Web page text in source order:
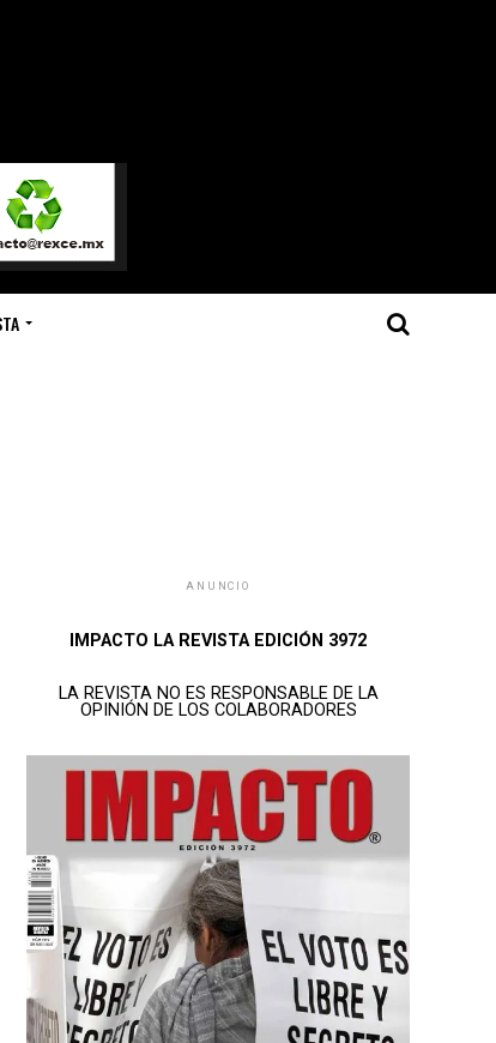
ANUNCIO
IMPACTO LA REVISTA EDICIÓN 3972
LA REVISTA NO ES RESPONSABLE DE LA
OPINIÓN DE LOS COLABORADORES